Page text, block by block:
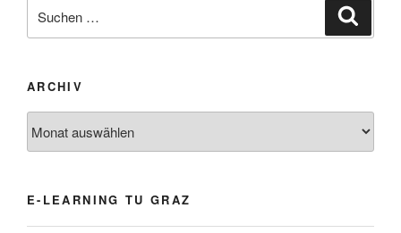
nach:
ARCHIV
E-LEARNING TU GRAZ